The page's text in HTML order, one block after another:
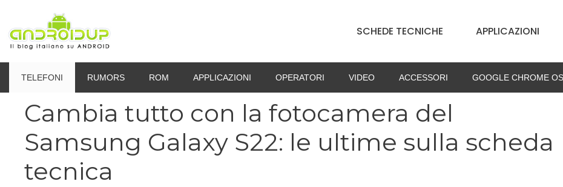
contenuto
SCHEDE TECNICHE APPLICAZIONI
TELEFONI RUMORS ROM APPLICAZIONI OPERATORI VIDEO ACCESSORI GOOGLE CHROME OS
Cambia tutto con la fotocamera del
Samsung Galaxy S22: le ultime sulla scheda
tecnica